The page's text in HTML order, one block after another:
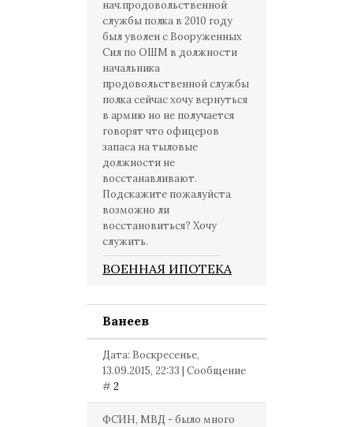
нач.продовольственной
службы полка в 2010 году
был уволен с Вооруженных
Сил по ОШМ в должности
начальника
продовольственной службы
полка сейчас хочу вернуться
в армию но не получается
говорят что офицеров
запаса на тыловые
должности не
восстанавливают.
Подскажите пожалуйста
возможно ли
восстановиться? Хочу
служить.
ВОЕННАЯ ИПОТЕКА
Ванеев
Дата: Воскресенье,
13.09.2015, 22:33 | Сообщение
#2
ФСИН, МВД - было много